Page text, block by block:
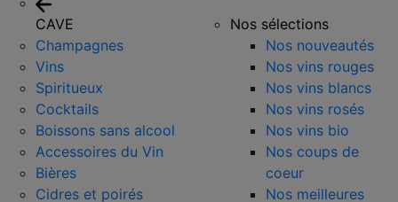
CAVE
Champagnes
Vins
Spiritueux
Cocktails
Boissons sans alcool
Accessoires du Vin
Bières
Cidres et poirés
Nos sélections
Nos nouveautés
Nos vins rouges
Nos vins blancs
Nos vins rosés
Nos vins bio
Nos coups de
coeur
Nos meilleures